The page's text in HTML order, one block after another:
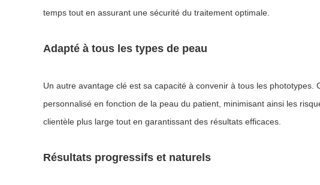
temps tout en assurant une sécurité du traitement optimale.
Adapté à tous les types de peau
Un autre avantage clé est sa capacité à convenir à tous les
personnalisé en fonction de la peau du patient, minimisant ainsi les
clientèle plus large tout en garantissant des résultats efficaces.
Résultats progressifs et naturels